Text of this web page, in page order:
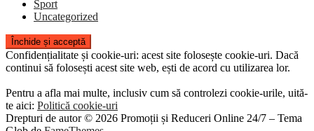
Sport
Uncategorized
Confidențialitate și cookie-uri: acest site folosește cookie-uri. Dacă
continui să folosești acest site web, ești de acord cu utilizarea lor.
Pentru a afla mai multe, inclusiv cum să controlezi cookie-urile, uită-
te aici: Politică cookie-uri
Drepturi de autor © 2026 Promoții și Reduceri Online 24/7 – Tema